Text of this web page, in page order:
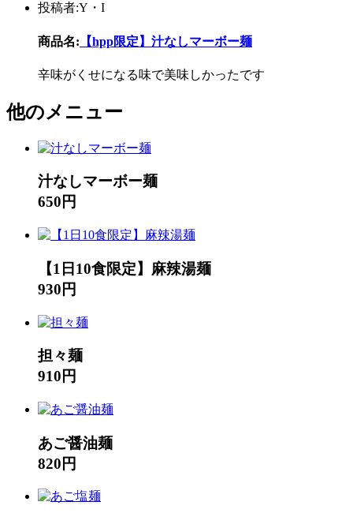
投稿者:Y・I
商品名: 【hpp限定】汁なしマーボー麺
辛味がくせになる味で美味しかったです
他のメニュー
汁なしマーボー麺
650円
【1日10食限定】麻辣湯麺
930円
担々麺
910円
あご醤油麺
820円